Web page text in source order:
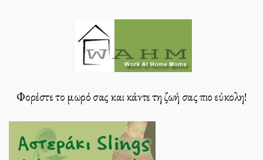
Φορέστε το μωρό σας και κάντε τη ζωή σας πιο εύκολη!